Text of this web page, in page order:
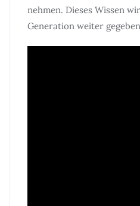
nehmen. Dieses Wissen
Generation weiter